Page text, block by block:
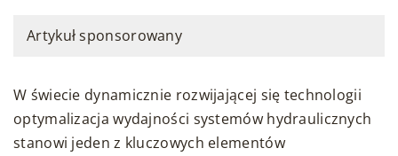
Artykuł sponsorowany
W świecie dynamicznie rozwijającej się technologii
optymalizacja wydajności systemów hydraulicznych
stanowi jeden z kluczowych elementów